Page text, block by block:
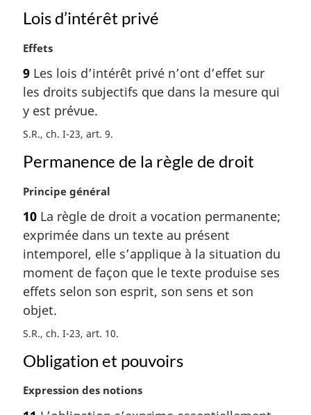
n
l
e
:
Lois d’intérêt privé
N
t
e
m
r
g
i
n
l
e
:
Effets
9 Les lois d’intérêt privé n’ont d’effet sur
les droits subjectifs que dans la mesure qui
y est prévue.
S.R., ch. I-23, art. 9
Permanence de la règle de droit
N
t
e
m
a
g
i
n
l
:
Principe général
10 La règle de droit a vocation permanente;
exprimée dans un texte au présent
intemporel, elle s’applique à la situation du
moment de façon que le texte produise ses
effets selon son esprit, son sens et son
objet.
S.R., ch. I-23, art. 10
Obligation et pouvoirs
N
Expression des notions